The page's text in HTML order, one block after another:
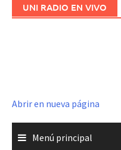
UNI RADIO EN VIVO
Abrir en nueva página
Menú principal